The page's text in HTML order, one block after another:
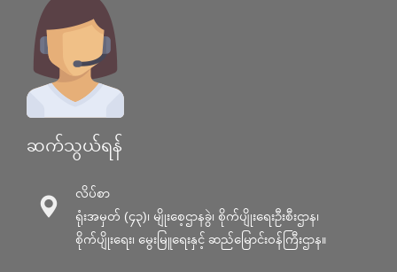
ဆက်သွယ်ရန်
လိပ်စာ
ရုံးအမှတ် (၄၃)၊ မျိုးစေ့ဌာနခွဲ၊ စိုက်ပျိုးရေးဦးစီးဌာန၊
စိုက်ပျိုးရေး၊ မွေးမြူရေးနှင့် ဆည်မြောင်း၀န်ကြီးဌာန။